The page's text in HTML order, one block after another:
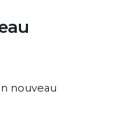
nouveau